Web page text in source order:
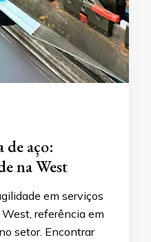
de aço:
na West
em serviços
referência em
setor. Encontrar